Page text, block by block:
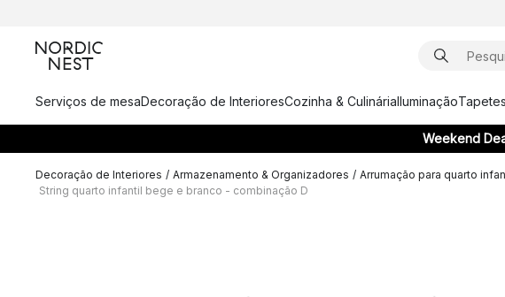
Serviços de mesaDecoração de InterioresCozinha & CulináriaIluminação
Weekend
Decoração de Interiores / Armazenamento & Organizadores / Arrumação para quarto
String quarto infantil bege e branco - combinação D